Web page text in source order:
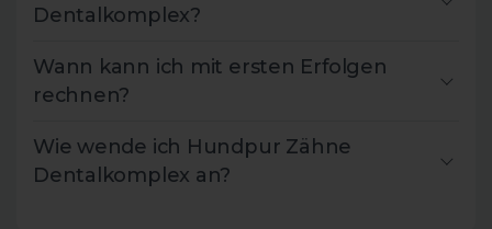
Dentalkomplex?
Wann kann ich mit ersten Erfolgen
rechnen?
Wie wende ich Hundpur Zähne
Dentalkomplex an?
4,8 rating